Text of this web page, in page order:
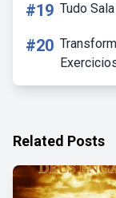
#19 Tudo
#20
Related Posts